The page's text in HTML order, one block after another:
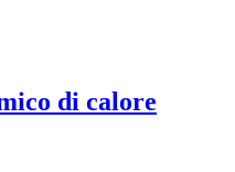
di calore